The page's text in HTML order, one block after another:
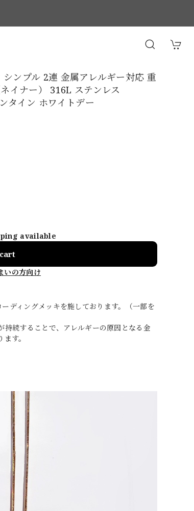
ンプル 2連 金属アレルギー対応 重
イナー） 316L ステンレス
タイン ホワイトデー
available
いの方向け
ィングメッキを施しております。（一部を
続することで、アレルギーの原因となる金
す。